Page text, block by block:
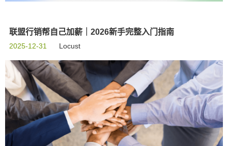
联盟行销帮自己加薪｜2026新手完整入门指南
2025-12-31 Locust